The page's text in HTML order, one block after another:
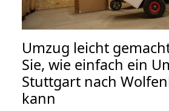
Umzug leicht
Sie, wie einfach ein
Stuttgart nach
kann